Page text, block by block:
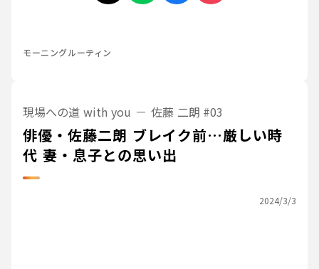
現場への道 with you 佐藤 二朗 #03
俳優・佐藤二朗 ブレイク前…厳しい時
代 妻・息子との思い出
2024/3/3
モーニングルーティン